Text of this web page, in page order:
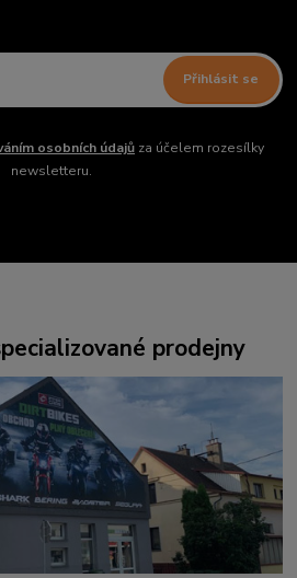
Přihlásit se
osobních údajůza účelem rozesílky
newsletteru.
prodejny